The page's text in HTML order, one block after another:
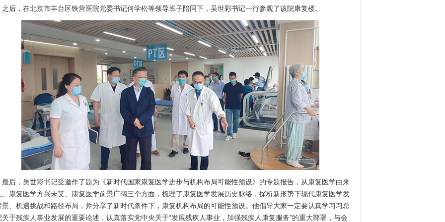
，在北京市丰台区铁营医院党委书记何学松等领导班子陪同下，吴世彩书记一行参观了该院康复楼。
，吴世彩书记受邀作了题为《新时代国家康复医学进步与机构布局可能性预设》的专题报告，从康复医学由来
、康复医学方兴未艾、康复医学前景广阔三个方面，梳理了康复医学发展历史脉络，探析新形势下现代康复医学发
景、机遇挑战和路径布局，并分享了新时代条件下，康复机构布局的可能性预设。他倡导大家一定要认真学习习总
关于残疾人事业发展的重要论述，认真落实党中央关于“发展残疾人事业，加强残疾人康复服务”的重大部署，与会